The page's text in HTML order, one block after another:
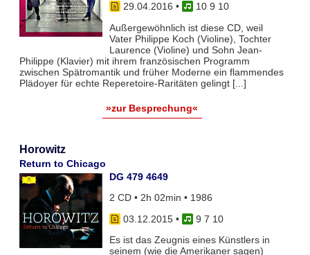
29.04.2016 •
10 9 10
Außergewöhnlich ist diese CD, weil
Vater Philippe Koch (Violine), Tochter
Laurence (Violine) und Sohn Jean-
Philippe (Klavier) mit ihrem französischen Programm
zwischen Spätromantik und früher Moderne ein flammendes
Plädoyer für echte Reperetoire-Raritäten gelingt [...]
»zur Besprechung«
Horowitz
Return to Chicago
DG 479 4649
2 CD • 2h 02min • 1986
03.12.2015•
9 7 10
Es ist das Zeugnis eines Künstlers in
seinem (wie die Amerikaner sagen)